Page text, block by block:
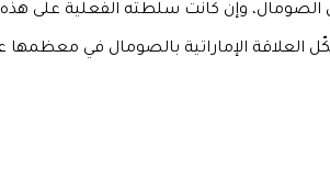
الصومال، وإن كانت سلطته الفعلية على
العلاقة الإماراتية بالصومال في